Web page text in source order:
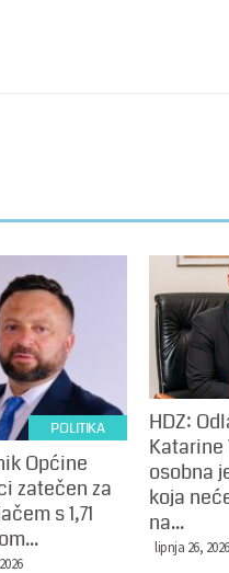
POLITIKA
Općine
zatečen za
s 1,71
HDZ:
osobna
koja
na...
lipnja 26, 2026